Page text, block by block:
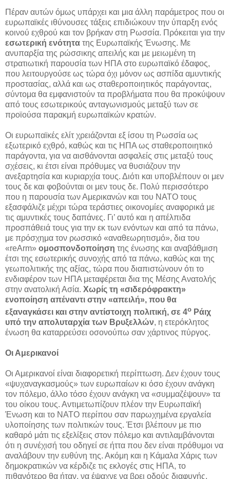
Πέραν αυτών όμως υπάρχει και μια άλλη παράμετρος που οι
ευρωπαϊκές ιθύνουσες τάξεις επιδιώκουν την ύπαρξη ενός
κοινού εχθρού και τον βρήκαν στη Ρωσσία. Πρόκειται για την
εσωτερική ενότητα της Ευρωπαϊκής Ένωσης. Με
ανυπαρξία της ρώσσικης απειλής και με μειωμένη τη
στρατιωτική παρουσία των ΗΠΑ στο ευρωπαϊκό έδαφος,
που λειτουργούσε ως τώρα όχι μόνον ως ασπίδα αμυντικής
προστασίας, αλλά και ως σταθεροποιητικός παράγοντας,
σύντομα θα εμφανιστούν τα προβλήματα που θα προκύψουν
από τους εσωτερικούς ανταγωνισμούς μεταξύ των σε
προϊούσα παρακμή ευρωπαϊκών κρατών.
Οι ευρωπαϊκές ελίτ χρειάζονται εξ ίσου τη Ρωσσία ως
εξωτερικό εχθρό, καθώς και τις ΗΠΑ ως σταθεροποιητικό
παράγοντα, για να αισθάνονται ασφαλείς στις μεταξύ τους
σχέσεις, κι έτσι είναι πρόθυμες να θυσιάζουν την
ανεξαρτησία και κυριαρχία τους. Διότι και υποβλέπουν οι μεν
τους δε και φοβούνται οι μεν τους δε. Πολύ περισσότερο
που η παρουσία των Αμερικανών και του ΝΑΤΟ τους
εξασφάλιζε μέχρι τώρα τεράστιες οικονομίες αναφορικά με
τις αμυντικές τους δαπάνες. Γι’ αυτό και η απέλπιδα
προσπάθειά τους για την εκ των ενόντων και από τα πάνω,
με πρόσχημα τον ρωσσικό «αναθεωρητισμό», δια του
«reArm» ομοσπονδοποίηση της ένωσης και αναβάθμιση
έτσι της εσωτερικής συνοχής από τα πάνω, καθώς και της
γεωπολιτικής της αξίας, τώρα που διαπιστώνουν ότι το
ενδιαφέρον των ΗΠΑ μεταφέρεται δια της Μέσης Ανατολής
στην ανατολική Ασία. Χωρίς τη «σιδερόφρακτη»
ενοποίηση απέναντι στην «απειλή», που θα
εξαναγκάσει και στην αντίστοιχη πολιτική, σε 4ο Ράιχ
υπό την απολυταρχία των Βρυξελλών, η ετερόκλητος
ένωση θα καταρρεύσει οσονούπω σαν χάρτινος πύργος.
Οι Αμερικανοί
Οι Αμερικανοί είναι διαφορετική περίπτωση. Δεν έχουν τους
«ψυχαναγκασμούς» των ευρωπαίων κι όσο έχουν ανάγκη
τον πόλεμο, άλλο τόσο έχουν ανάγκη να «συμμαζέψουν» τα
του οίκου τους. Αντιμετωπίζουν πλέον την Ευρωπαϊκή
Ένωση και το ΝΑΤΟ περίπου σαν παρωχημένα εργαλεία
υλοποίησης των πολιτικών τους. Έτσι βλέπουν με πιο
καθαρό μάτι τις εξελίξεις στον πόλεμο και αντιλαμβάνονται
ότι η συνέχισή του οδηγεί σε ήττα που δεν είναι πρόθυμοι να
αναλάβουν την ευθύνη της. Ακόμη και η Κάμαλα Χάρις των
δημοκρατικών να κέρδιζε τις εκλογές στις ΗΠΑ, το
πιθανότερο θα ήταν, να έψαχνε να βρει οδούς διαφυγής.